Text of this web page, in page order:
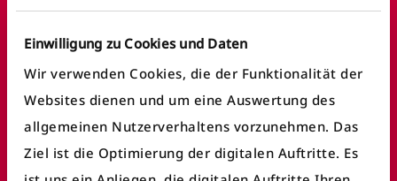
Einwilligung zu Cookies und Daten
Wir verwenden Cookies, die der Funktionalität der
Websites dienen und um eine Auswertung des
allgemeinen Nutzerverhaltens vorzunehmen. Das
Ziel ist die Optimierung der digitalen Auftritte. Es
Barrierefreies Reisen
Verkaufsstellen
Ticketautomaten
Reise planen